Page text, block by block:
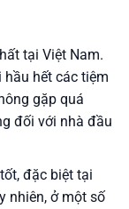
tại Việt Nam.
hầu hết các tiệm
gặp quá
đối với nhà đầu
đặc biệt tại
nhiên, ở một số